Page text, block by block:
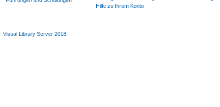
Hilfe zu Ihrem Konto
Visual Library Server 2018